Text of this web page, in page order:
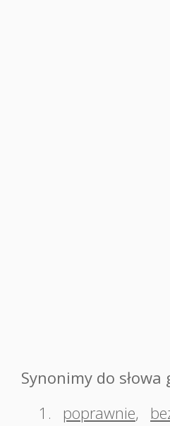
Synonimy do
1.
poprawnie,